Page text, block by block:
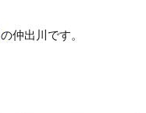
の仲出川です。